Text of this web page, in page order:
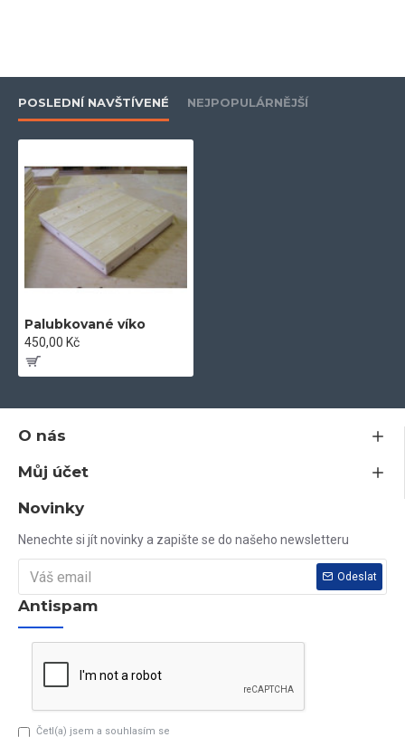
POSLEDNÍ NAVŠTÍVENÉ NEJPOPULÁRNĚJŠÍ
Palubkované víko
450,00 Kč
O nás
Můj účet
Novinky
Nenechte si jít novinky a zapište se do našeho newsletteru
Odeslat
Antispam
Četl(a) jsem a souhlasím se